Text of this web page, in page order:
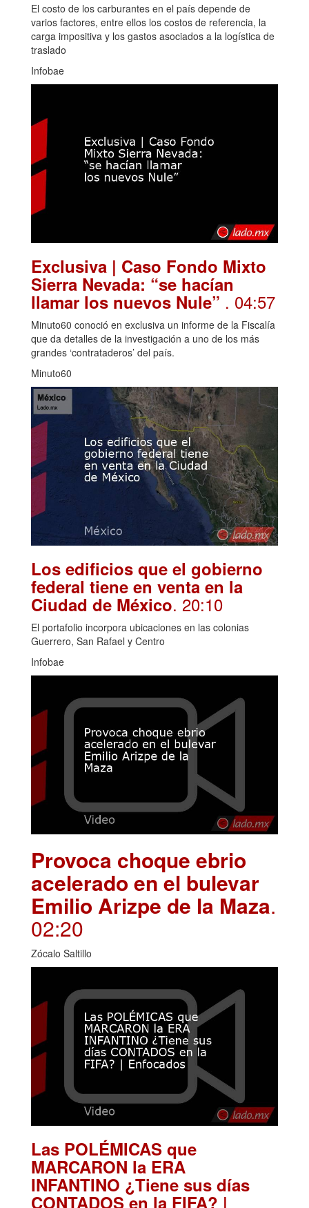
El costo de los carburantes en el país depende de
varios factores, entre ellos los costos de referencia, la
carga impositiva y los gastos asociados a la logística de
traslado
Infobae
Exclusiva | Caso Fondo Mixto
Sierra Nevada: “se hacían
llamar los nuevos Nule” . 04:57
Minuto60 conoció en exclusiva un informe de la Fiscalía
que da detalles de la investigación a uno de los más
grandes ‘contrataderos’ del país.
Minuto60
Los edificios que el gobierno
federal tiene en venta en la
Ciudad de México. 20:10
El portafolio incorpora ubicaciones en las colonias
Guerrero, San Rafael y Centro
Infobae
Provoca choque ebrio
acelerado en el bulevar
Emilio Arizpe de la Maza.
02:20
Zócalo Saltillo
Las POLÉMICAS que
MARCARON la ERA
INFANTINO ¿Tiene sus días
CONTADOS en la FIFA? |